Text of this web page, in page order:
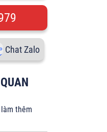
Chat Zalo
thêm